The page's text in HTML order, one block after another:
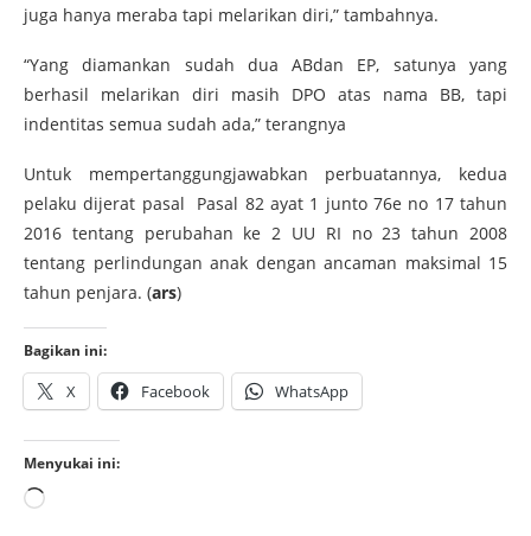
juga hanya meraba tapi melarikan diri,” tambahnya.
“Yang diamankan sudah dua ABdan EP, satunya yang
berhasil melarikan diri masih DPO atas nama BB, tapi
indentitas semua sudah ada,” terangnya
Untuk mempertanggungjawabkan perbuatannya, kedua
pelaku dijerat pasal Pasal 82 ayat 1 junto 76e no 17 tahun
2016 tentang perubahan ke 2 UU RI no 23 tahun 2008
tentang perlindungan anak dengan ancaman maksimal 15
tahun penjara. (ars)
Bagikan ini:
X Facebook WhatsApp
Menyukai ini: